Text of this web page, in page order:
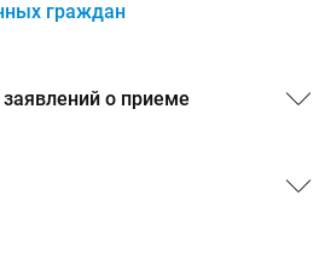
почтовым отправлением с
поступления документов позже
граждан
о приеме